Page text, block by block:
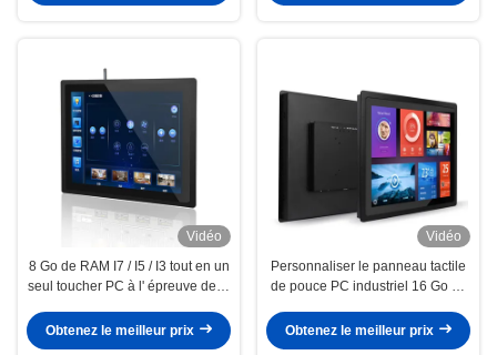
Vidéo
8 Go de RAM I7 / I5 / I3 tout en un
seul toucher PC à l' épreuve de la
Obtenez le meilleur prix
Vidéo
Personnaliser le panneau tactile
de pouce PC industriel 16 Go de
Obtenez le meilleur prix